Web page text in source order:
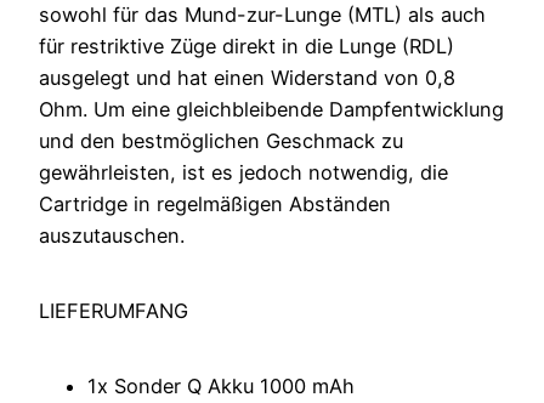
sowohl für das Mund-zur-Lunge (MTL) als auch
für restriktive Züge direkt in die Lunge (RDL)
ausgelegt und hat einen Widerstand von 0,8
Ohm. Um eine gleichbleibende Dampfentwicklung
und den bestmöglichen Geschmack zu
gewährleisten, ist es jedoch notwendig, die
Cartridge in regelmäßigen Abständen
auszutauschen.
LIEFERUMFANG
1x Sonder Q Akku 1000 mAh